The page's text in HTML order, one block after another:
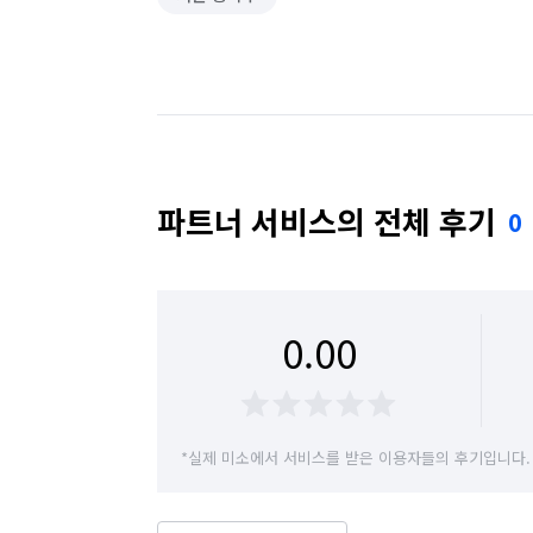
파트너 서비스의 전체 후기 0
0.00
*실제 미소에서 서비스를 받은 이용자들의 후기입니다.